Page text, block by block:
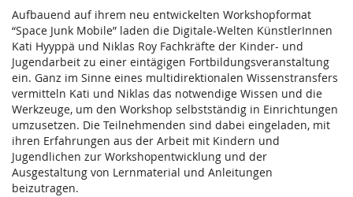
Aufbauend auf ihrem neu entwickelten Workshopformat
“Space Junk Mobile” laden die Digitale-Welten KünstlerInnen
Kati Hyyppä und Niklas Roy Fachkräfte der Kinder- und
Jugendarbeit zu einer eintägigen Fortbildungsveranstaltung
ein. Ganz im Sinne eines multidirektionalen Wissenstransfers
vermitteln Kati und Niklas das notwendige Wissen und die
Werkzeuge, um den Workshop selbstständig in Einrichtungen
umzusetzen. Die Teilnehmenden sind dabei eingeladen, mit
ihren Erfahrungen aus der Arbeit mit Kindern und
Jugendlichen zur Workshopentwicklung und der
Ausgestaltung von Lernmaterial und Anleitungen
beizutragen.